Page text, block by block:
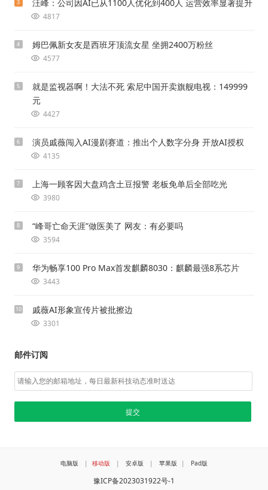
3 汪峰：公司因AI已从1100人优化到400人 运营效率显著提升
4817
4 姆巴佩新女友是西班牙顶流女星 坐拥2400万粉丝
4577
5
就是监视器啊！大法不死 索尼中国开卖旗舰电视：149999
元
4427
6 演员戚薇闯入AI漫剧赛道：推出个人数字分身 开放AI授权
4135
7 上海一顾客因大盘鸡含土豆报警 老板免单后全部吃光
3980
8 “峰哥亡命天涯”做医美了 网友：有必要吗
3594
9 华为畅享100 Pro Max首发麒麟8030：麒麟最强8系芯片
3443
10 戚薇AI形象宣传片被批擦边
3301
邮件订阅
电脑版 | 移动版 | 安卓版 | 苹果版 | Pad版
豫ICP备2023031922号-1